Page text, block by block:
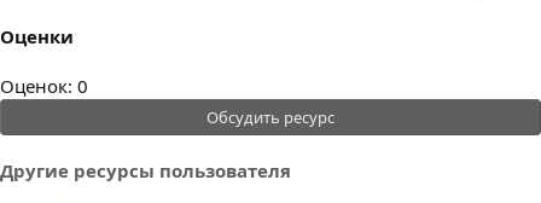
Оценки
0
.
0
0
з
Оценок: 0
Обсудить ресурс
Другие ресурсы пользователя